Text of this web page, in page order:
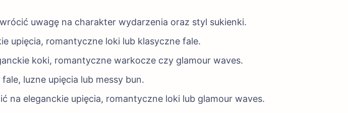
uwagę na charakter wydarzenia oraz styl sukienki.
upięcia, romantyczne loki lub klasyczne fale.
koki, romantyczne warkocze czy glamour waves.
luzne upięcia lub messy bun.
na eleganckie upięcia, romantyczne loki lub glamour waves.